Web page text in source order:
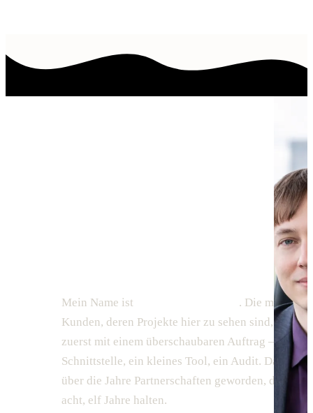
Jedes Projekt auf
Mein Name ist
. Die meisten
Kunden, deren Projekte hier zu sehen sind, kamen
zuerst mit einem überschaubaren Auftrag — eine
Schnittstelle, ein kleines Tool, ein Audit. Daraus
über die Jahre Partnerschaften geworden, die fünf,
acht, elf Jahre halten.